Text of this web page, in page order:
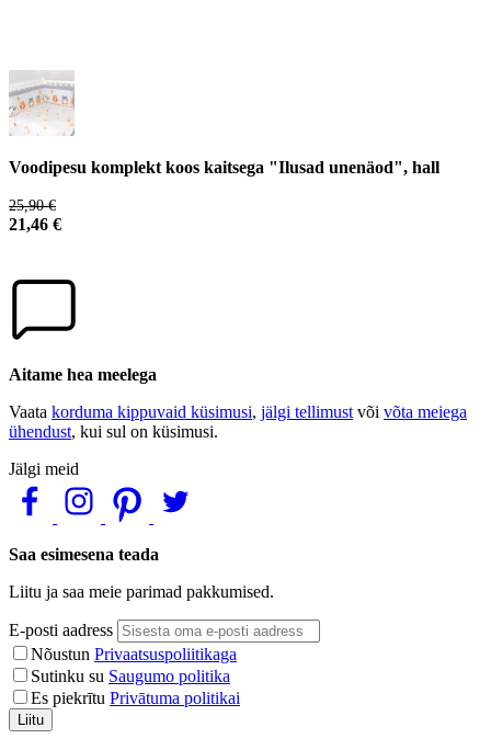
Voodipesu komplekt koos kaitsega "Ilusad unenäod", hall
25,90 €
21,46 €
Aitame hea meelega
Vaata korduma kippuvaid küsimusi, jälgi tellimust või võta meiega
ühendust, kui sul on küsimusi.
Jälgi meid
Saa esimesena teada
Liitu ja saa meie parimad pakkumised.
E-posti aadress
Nõustun Privaatsuspoliitikaga
Sutinku su Saugumo politika
Es piekrītu Privātuma politikai
Liitu